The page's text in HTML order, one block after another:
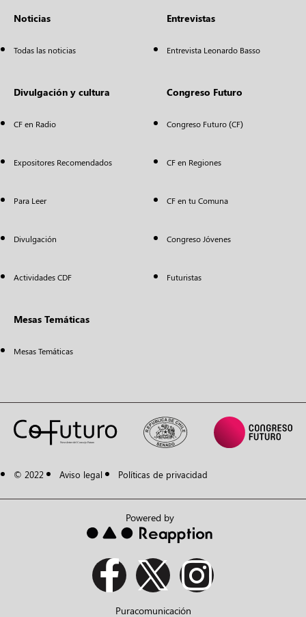
Noticias
Todas las noticias
Entrevistas
Entrevista Leonardo Basso
Divulgación y cultura
CF en Radio
Expositores Recomendados
Para Leer
Divulgación
Actividades CDF
Congreso Futuro
Congreso Futuro (CF)
CF en Regiones
CF en tu Comuna
Congreso Jóvenes
Futuristas
Mesas Temáticas
Mesas Temáticas
© 2022 Aviso legal Políticas de privacidad
Powered by
Puracomunicación